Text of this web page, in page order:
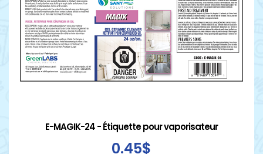
E-MAGIK-24 - Étiquette pour vaporisateur
0.45$